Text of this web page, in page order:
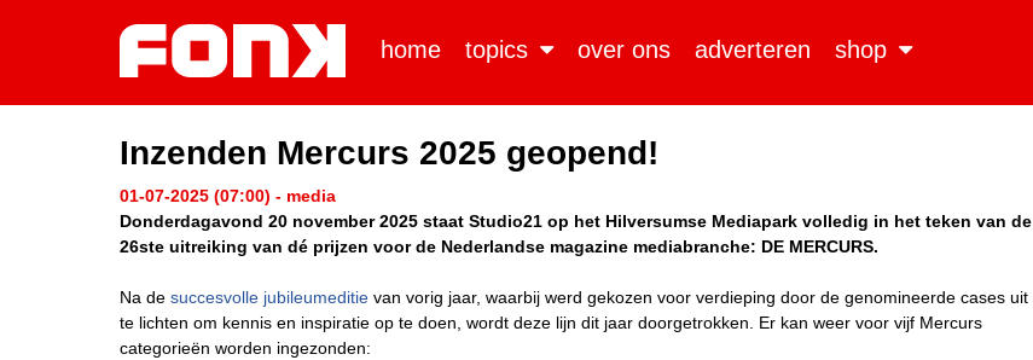
home topics over ons adverteren shop
Inzenden Mercurs 2025 geopend!
01-07-2025 (07:00) - media
Donderdagavond 20 november 2025 staat Studio21 op het Hilversumse Mediapark volledig in het teken van de
26ste uitreiking van dé prijzen voor de Nederlandse magazine mediabranche: DE MERCURS.
Na de succesvolle jubileumeditie van vorig jaar, waarbij werd gekozen voor verdieping door de genomineerde cases uit
te lichten om kennis en inspiratie op te doen, wordt deze lijn dit jaar doorgetrokken. Er kan weer voor vijf Mercurs
categorieën worden ingezonden: